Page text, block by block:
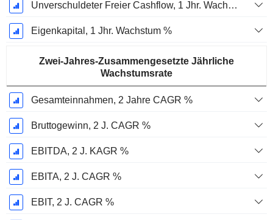
Unverschuldeter Freier Cashflow, 1 Jhr. Wachstum %
Eigenkapital, 1 Jhr. Wachstum %
Zwei-Jahres-Zusammengesetzte Jährliche
Wachstumsrate
Gesamteinnahmen, 2 Jahre CAGR %
Bruttogewinn, 2 J. CAGR %
EBITDA, 2 J. KAGR %
EBITA, 2 J. CAGR %
EBIT, 2 J. CAGR %